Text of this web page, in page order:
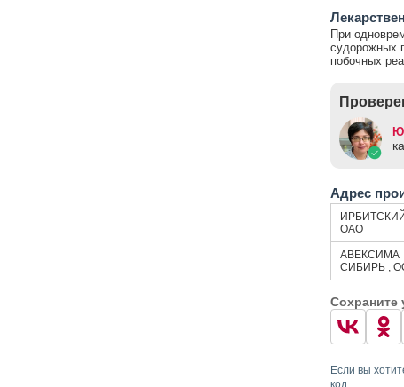
При
судорожных
побочных
Адрес
ОАО
АВЕКСИМА
СИБИРЬ ,
Сохраните
Если вы
код